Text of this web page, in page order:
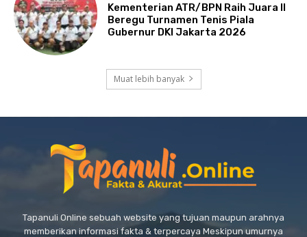
Kementerian ATR/BPN Raih Juara II
Beregu Turnamen Tenis Piala
Gubernur DKI Jakarta 2026
Muat lebih banyak
Tapanuli Online sebuah website yang tujuan maupun arahnya
memberikan informasi fakta & terpercaya Meskipun umurnya